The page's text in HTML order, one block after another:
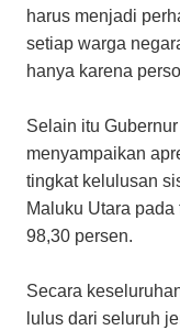
harus menjadi
setiap warga
hanya karena
Selain itu
menyampaikan
tingkat kelulusan
Maluku Utara
98,30 persen.
Secara
lulus dari seluruh